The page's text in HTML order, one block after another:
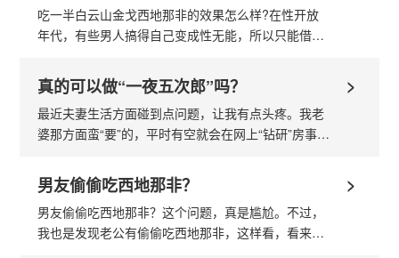
吃一半白云山金戈西地那非的效果怎么样?在性开放
年代，有些男人搞得自己变成性无能，所以只能借助
那非的效果怎么样呢?白云山金戈西地那非的价...
真的可以做“一夜五次郎”吗？ >
最近夫妻生活方面碰到点问题，让我有点头疼。我老
婆那方面蛮“要”的，平时有空就会在网上“钻研”房事技
的老婆，一直以来...
男友偷偷吃西地那非？ >
男友偷偷吃西地那非？这个问题，真是尴尬。不过，
我也是发现老公有偷偷吃西地那非，这样看，看来我